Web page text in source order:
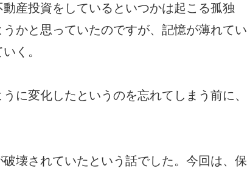
産投資をしているといつかは起こる孤独
かと思っていたのですが、記憶が薄れてい
く。
に変化したというのを忘れてしまう前に、
壊されていたという話でした。今回は、保